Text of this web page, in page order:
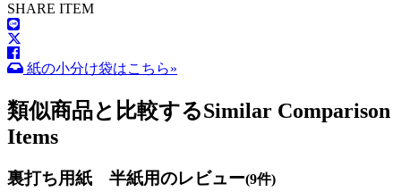
SHARE ITEM
紙の小分け袋はこちら»
類似商品と比較するSimilar Comparison
Items
裏打ち用紙 半紙用のレビュー(9件)